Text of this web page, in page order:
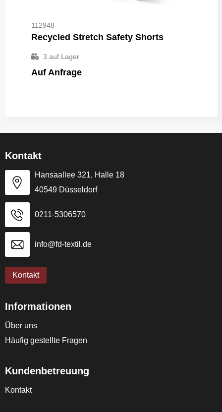
112948
Recycled Stretch Safety Shorts
3 auf Lager
Auf Anfrage
Kontakt
Hansaallee 321, Halle 18
40549 Düsseldorf
0211-5306570
info@fd-textil.de
Kontakt
Informationen
Über uns
Häufig gestellte Fragen
Kundenbetreuung
Kontakt